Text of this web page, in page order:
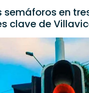
semáforos en
clave de